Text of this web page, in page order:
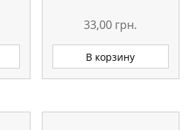
33,00 грн.
В корзину